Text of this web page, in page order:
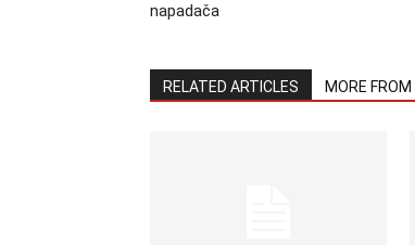
napadača
RELATED ARTICLES MORE